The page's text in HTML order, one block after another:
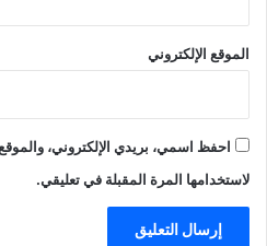
الموقع الإلكتروني
احفظ اسمي، بريدي الإلكتروني،
لاستخدامها المرة المقبلة في تعليقي.